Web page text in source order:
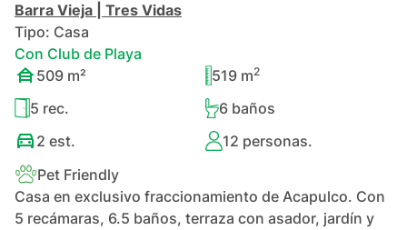
Barra Vieja
Tres Vidas
Tipo: Casa
Con Club de Playa
509 m² 519m2
5 rec. 6baños
2 est. 12 personas.
Pet Friendly
Casa en exclusivo fraccionamiento de Acapulco. Con
5 recámaras, 6.5 baños, terraza con asador, jardín y